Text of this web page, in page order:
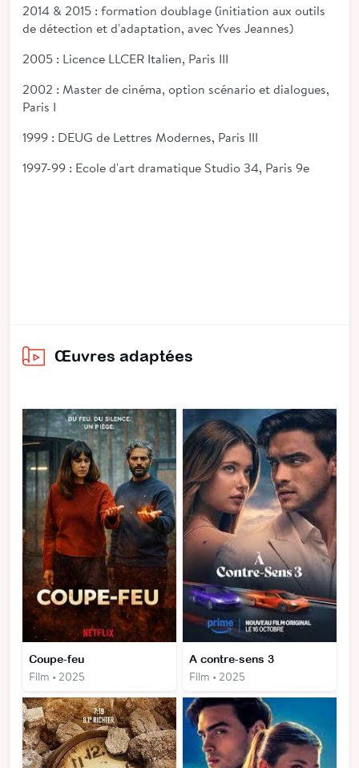
2014 & 2015 : formation doublage (initiation aux outils
de détection et d'adaptation, avec Yves Jeannes)
2005 : Licence LLCER Italien, Paris III
2002 : Master de cinéma, option scénario et dialogues,
Paris I
1999 : DEUG de Lettres Modernes, Paris III
1997-99 : Ecole d'art dramatique Studio 34, Paris 9e
Œuvres adaptées
Coupe-feu
Film • 2025
A contre-sens 3
Film • 2025